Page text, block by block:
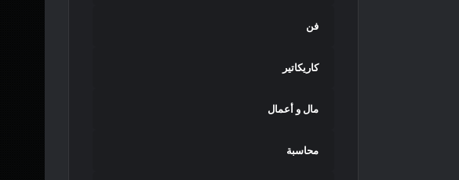
فن
كاريكاتير
مال و أعمال
محاسبة